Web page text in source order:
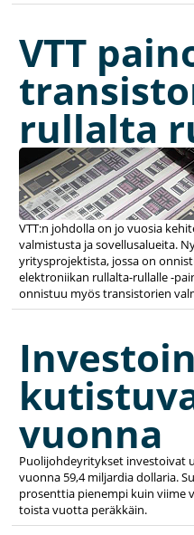
VTT
rullalta
VTT:n johdolla on jo vuosia
valmistusta ja sovellusalueita.
yritysprojektista, jossa on
elektroniikan rullalta-rullalle -
onnistuu myös transistorien
vuonna
Puolijohdeyritykset investoivat
vuonna 59,4 miljardia dollaria.
prosenttia pienempi kuin viime
toista vuotta peräkkäin.